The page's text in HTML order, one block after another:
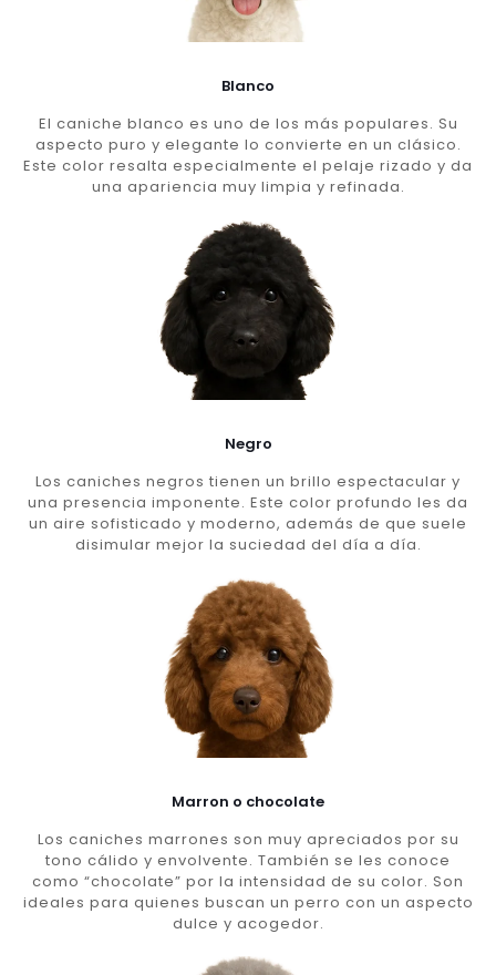
Blanco
El caniche blanco es uno de los más populares. Su
aspecto puro y elegante lo convierte en un clásico.
Este color resalta especialmente el pelaje rizado y da
una apariencia muy limpia y refinada.
Negro
Los caniches negros tienen un brillo espectacular y
una presencia imponente. Este color profundo les da
un aire sofisticado y moderno, además de que suele
disimular mejor la suciedad del día a día.
Marron o chocolate
Los caniches marrones son muy apreciados por su
tono cálido y envolvente. También se les conoce
como “chocolate” por la intensidad de su color. Son
ideales para quienes buscan un perro con un aspecto
dulce y acogedor.